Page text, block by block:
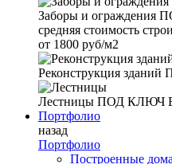
Заборы и ограждения
средняя стоимость
от 1800 руб/м2
Реконструкция зданий
Лестницы ПОД КЛЮЧ В
Портфолио
назад
Портфолио
Построенные дома